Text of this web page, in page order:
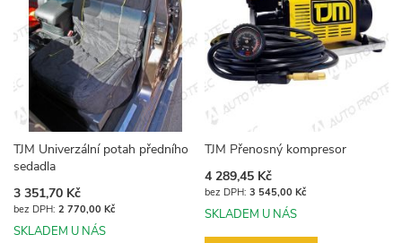
TJM Univerzální potah předního
sedadla
3 351,70 Kč
2 770,00 Kč
SKLADEM U NÁS
TJM Přenosný kompresor
4 289,45 Kč
3 545,00 Kč
SKLADEM U NÁS